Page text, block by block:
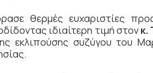
θερμές ευχαριστίες
ιδιαίτερη τιμή στονκ.
εκλιπούσης συζύγου του